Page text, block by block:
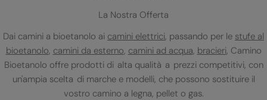
La Nostra Offerta
Dai camini a bioetanolo ai camini elettrici, passando per le stufe al
bioetanolo, camini da esterno, camini ad acqua, bracieri, Camino
Bioetanolo offre prodotti di alta qualità a prezzi competitivi, con
un'ampia scelta di marche e modelli, che possono sostituire il
vostro camino a legna, pellet o gas.